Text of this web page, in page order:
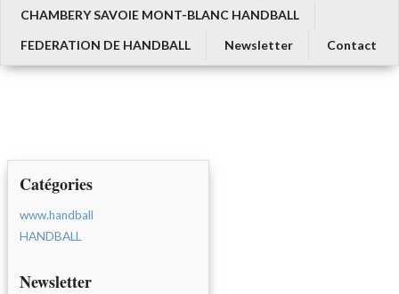
CHAMBERY SAVOIE MONT-BLANC HANDBALL
FEDERATION DE HANDBALL
Newsletter Contact
Catégories
www.handball
HANDBALL
Newsletter